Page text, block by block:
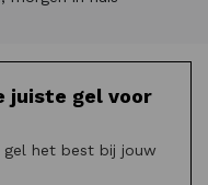
juiste gel voor
gel het best bij jouw